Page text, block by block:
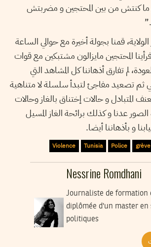
ما كنتش من بين المحتجين و مضربتش
قمنا بجولة أخيرة مع حوالي الساعة
فرأينا المحتجين مايزالون مشتبكين مع قوات
لم تفارق أذهاننا كل المشاهد التي
ثم تصعيد مفاجئ لتبدأ سلسلة لا متناهية
المتبادل و حالات إختناق بالغاز وحالات
عدنا و كذلك برائحة الغاز المسيل
و بأذهاننا أيضا.
grève
Police
Tunisia
Violence
Nessrine Romdhani
Journaliste de formation
diplômée d'un master en
politiques